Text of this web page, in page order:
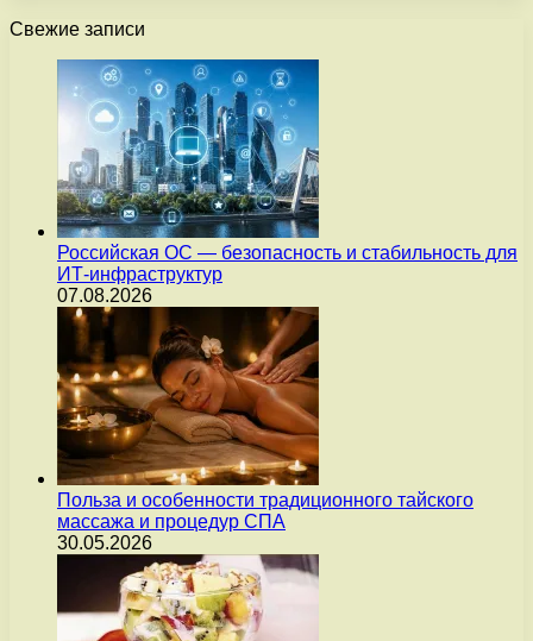
Свежие записи
Российская ОС — безопасность и стабильность для
ИТ-инфраструктур
07.08.2026
Польза и особенности традиционного тайского
массажа и процедур СПА
30.05.2026